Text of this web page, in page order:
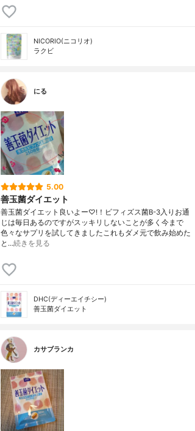
NICORIO(ニコリオ)
ラクビ
にる
5.00
善玉菌ダイエット
善玉菌ダイエット良いよー♡!！ビフィズス菌B-3入りお通
じは毎日あるのですがスッキリしないことが多く今まで
色々なサプリを試してきましたこれもダメ元で飲み始めた
と…続きを見る
DHC(ディーエイチシー)
善玉菌ダイエット
カサブランカ